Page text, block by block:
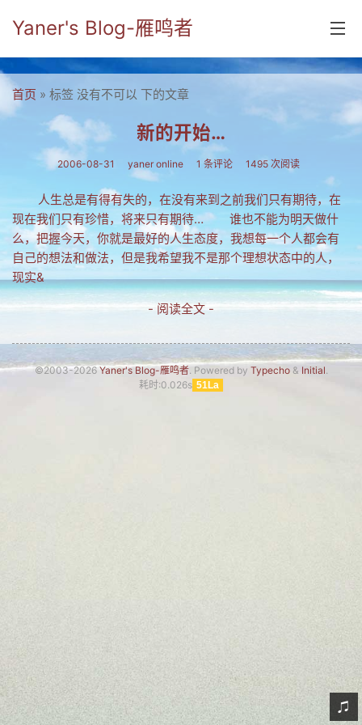
Yaner's Blog-雁鸣者
首页
分类
yaner online
毕业留言册
流年
五笔难啊
流行.时代.天下
网络新事物
网友情怀
首页 » 标签 没有不可以 下的文章
新的开始…
2006-08-31 yaner online 1 条评论 1495 次阅读
人生总是有得有失的，在没有来到之前我们只有期待，在
现在我们只有珍惜，将来只有期待… 谁也不能为明天做什
么，把握今天，你就是最好的人生态度，我想每一个人都会有
自己的想法和做法，但是我希望我不是那个理想状态中的人，
现实&
- 阅读全文 -
©2003-2026Yaner's Blog-雁鸣者. Powered by Typecho& Initial.
耗时:0.026s 51La